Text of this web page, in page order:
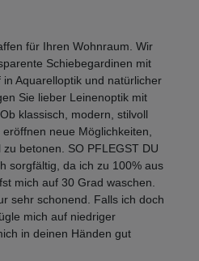
für Ihren Wohnraum. Wir
Schiebegardinen mit
Aquarelloptik und natürlicher
Sie lieber Leinenoptik mit
klassisch, modern, stilvoll
neue Möglichkeiten,
betonen. SO PFLEGST DU
sorgfältig, da ich zu 100% aus
mich auf 30 Grad waschen.
sehr schonend. Falls ich doch
mich auf niedriger
in deinen Händen gut